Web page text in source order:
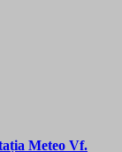
Meteo Vf.